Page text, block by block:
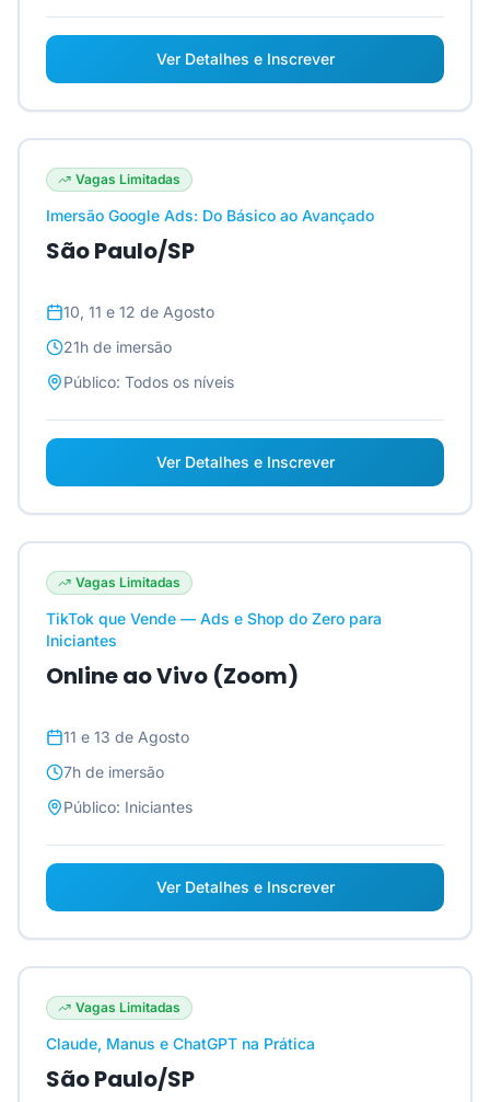
Ver Detalhes e Inscrever
Vagas Limitadas
Imersão Google Ads: Do Básico ao Avançado
São Paulo/SP
10, 11 e 12 de Agosto
21h de imersão
Público: Todos os níveis
Ver Detalhes e Inscrever
Vagas Limitadas
TikTok que Vende — Ads e Shop do Zero para
Iniciantes
Online ao Vivo (Zoom)
11 e 13 de Agosto
7h de imersão
Público: Iniciantes
Ver Detalhes e Inscrever
Vagas Limitadas
Claude, Manus e ChatGPT na Prática
São Paulo/SP